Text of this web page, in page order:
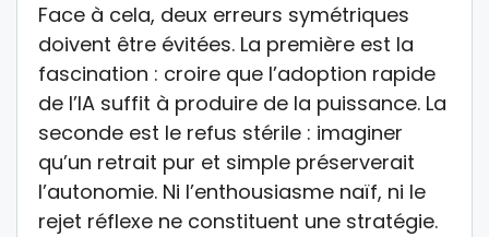
Face à cela, deux erreurs symétriques
doivent être évitées. La première est la
fascination : croire que l’adoption rapide
de l’IA suffit à produire de la puissance. La
seconde est le refus stérile : imaginer
qu’un retrait pur et simple préserverait
l’autonomie. Ni l’enthousiasme naïf, ni le
rejet réflexe ne constituent une stratégie.